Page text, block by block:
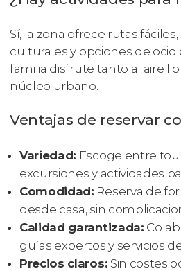
Sí, la zona ofrece rutas
culturales y opciones de ocio
familia disfrute tanto al aire
núcleo urbano.
Ventajas de reservar
Variedad: Escoge entre
excursiones y actividades
Comodidad: Reserva de
desde casa, sin
Calidad garantizada:
guías expertos y servicios
Precios claros: Sin costes